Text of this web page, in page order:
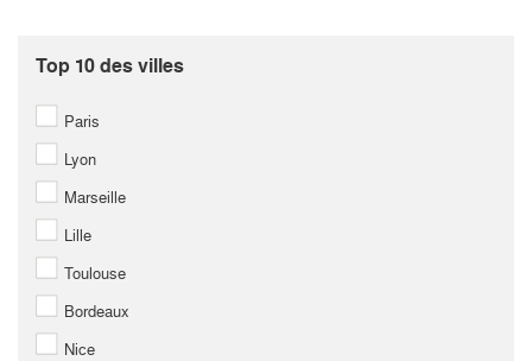
Top 10 des villes
Paris
Lyon
Marseille
Lille
Toulouse
Bordeaux
Nice